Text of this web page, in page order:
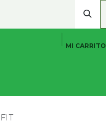
MI CARRITO